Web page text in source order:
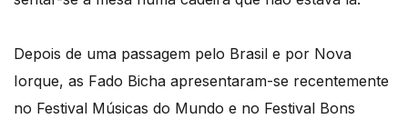
Depois de uma passagem pelo Brasil e por Nova
Iorque, as Fado Bicha apresentaram-se recentemente
no Festival Músicas do Mundo e no Festival Bons